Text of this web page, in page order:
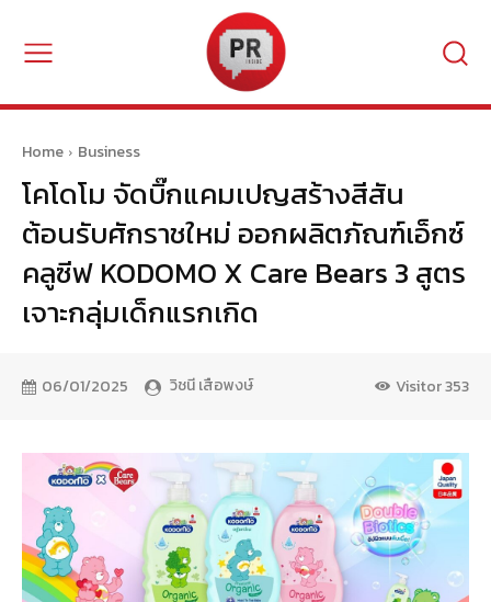
Home Business
โคโดโม จัดบิ๊กแคมเปญสร้างสีสัน
ต้อนรับศักราชใหม่ ออกผลิตภัณฑ์เอ็กซ์
คลูซีฟ KODOMO X Care Bears 3 สูตร
เจาะกลุ่มเด็กแรกเกิด
06/01/2025 วิชนี เสือพงษ์ Visitor353